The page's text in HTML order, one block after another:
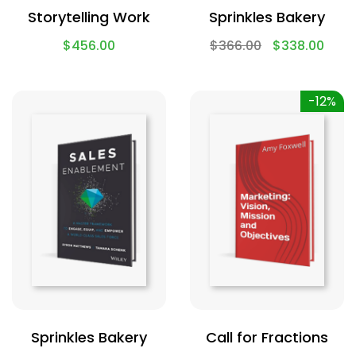
Storytelling Work
$456.00
Sprinkles Bakery
$366.00 $338.00
Sprinkles Bakery
-12%
Call for Fractions